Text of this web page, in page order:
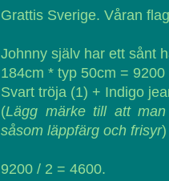
Grattis Sverige. Våran
Johnny själv har ett sånt
184cm * typ 50cm = 9200
Svart tröja (1) + Indigo
(Lägg märke till att
såsom läppfärg och frisyr)
9200 / 2 = 4600.